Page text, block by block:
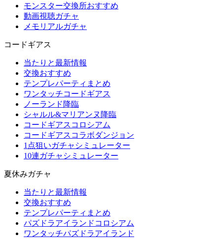
モンスター交換所おすすめ
動画視聴ガチャ
メモリアルガチャ
コードギアス
当たりと最新情報
交換おすすめ
テンプレパーティまとめ
ワンタッチコードギアス
ノーランド降臨
シャルル&マリアンヌ降臨
コードギアスコロシアム
コードギアスコラボダンジョン
1点狙いガチャシミュレーター
10連ガチャシミュレーター
夏休みガチャ
当たりと最新情報
交換おすすめ
テンプレパーティまとめ
パズドラアイランドコロシアム
ワンタッチパズドラアイランド